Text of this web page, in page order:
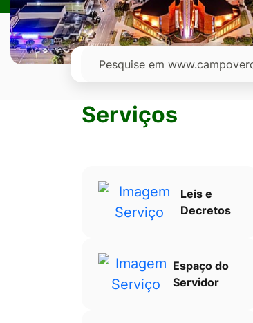
Ir
para
rodapé
Pesquisar
Serviços
Leis e
Decretos
Espaço do
Servidor